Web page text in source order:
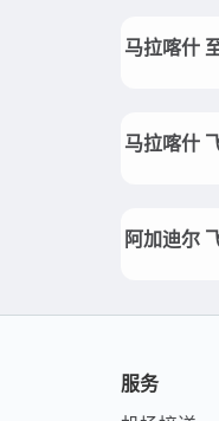
马拉喀什
马拉喀什
阿加迪尔
服务